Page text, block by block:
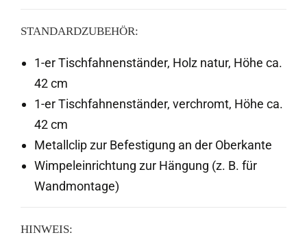
STANDARDZUBEHÖR:
1-er Tischfahnenständer, Holz natur, Höhe ca.
42 cm
1-er Tischfahnenständer, verchromt, Höhe ca.
42 cm
Metallclip zur Befestigung an der Oberkante
Wimpeleinrichtung zur Hängung (z. B. für
Wandmontage)
HINWEIS: